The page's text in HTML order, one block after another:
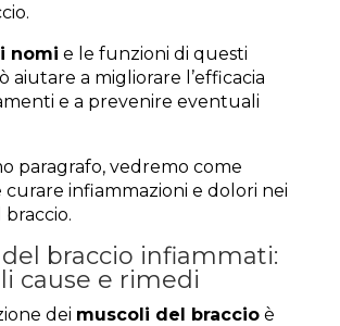
i nomi e le funzioni di questi
aiutare a migliorare l’efficacia
e a prevenire eventuali
paragrafo, vedremo come
curare infiammazioni e dolori nei
braccio infiammati:
cause e rimedi
dei muscoli del braccioè